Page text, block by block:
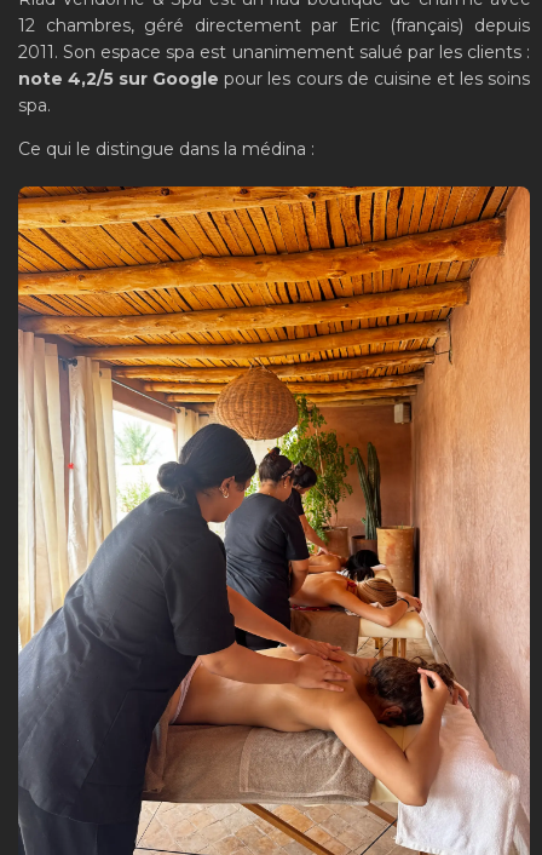
12 chambres, géré directement par Eric (français) depuis
2011. Son espace spa est unanimement salué par les clients :
note 4,2/5 sur Google pour les cours de cuisine et les soins
spa.
Ce qui le distingue dans la médina :